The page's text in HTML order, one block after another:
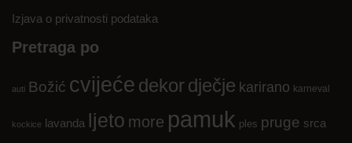
Izjava o privatnosti podataka
Pretraga po
auti Božić cvijeće dekordječje karirano karneval
kockice lavanda ljeto more pamuk ples pruge srca